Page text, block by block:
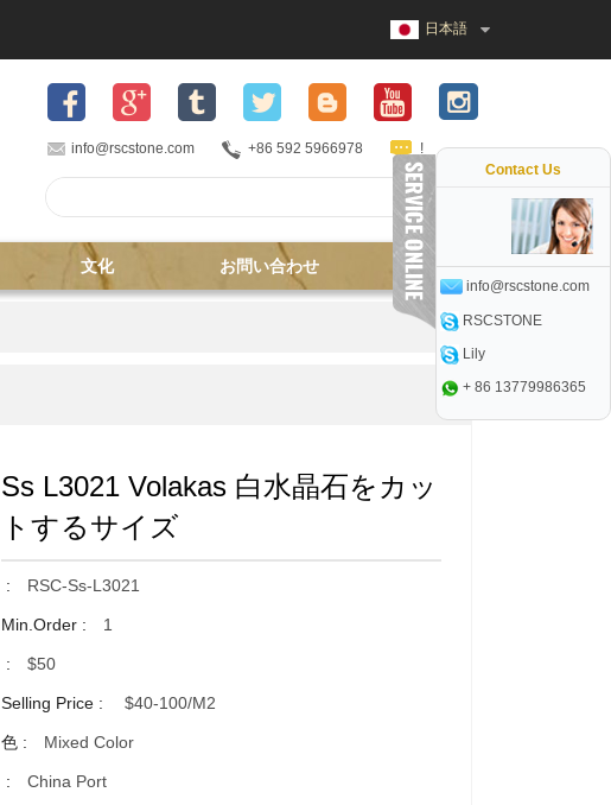
日本語
info@rscstone.com +86 592 5966978 !
文化 お問い合わせ
Ss L3021 Volakas 白水晶石をカッ
トするサイズ
: RSC-Ss-L3021
Min.Order : 1
: $50
Selling Price : $40-100/m2
色 : Mixed Color
: China Port
Contact Us
info@rscstone.com
RSCSTONE
Lily
+ 86 13779986365